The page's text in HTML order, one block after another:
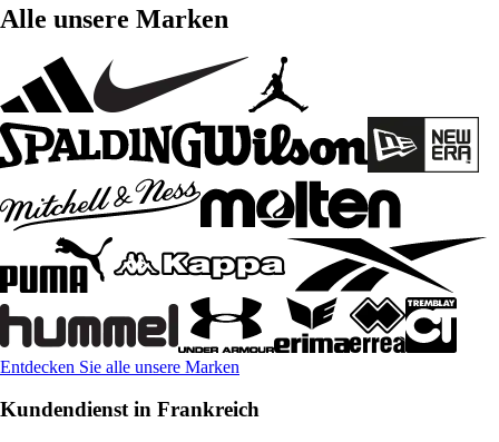
Alle unsere Marken
Entdecken Sie alle unsere Marken
Kundendienst in Frankreich